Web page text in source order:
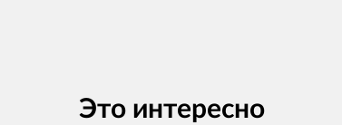
Это интересно